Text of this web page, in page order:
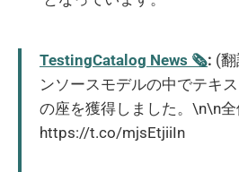
TestingCatalog News 🗞: (
ンソースモデルの中でテキ
の座を獲得しました。\n\n
https://t.co/mjsEtjiiIn